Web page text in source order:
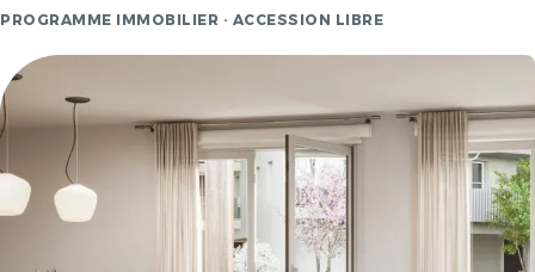
PROGRAMME IMMOBILIER · ACCESSION LIBRE